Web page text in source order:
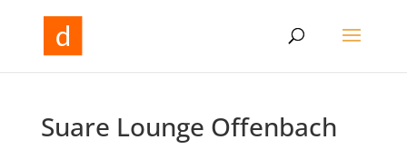
Suare Lounge Offenbach